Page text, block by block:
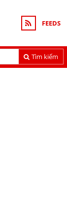
FEEDS
Tìm kiếm